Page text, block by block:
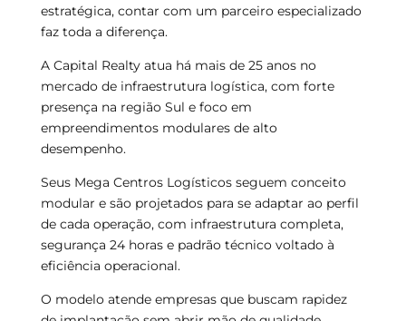
estratégica, contar com um parceiro especializado
faz toda a diferença.
A Capital Realty atua há mais de 25 anos no
mercado de infraestrutura logística, com forte
presença na região Sul e foco em
empreendimentos modulares de alto
desempenho.
Seus Mega Centros Logísticos seguem conceito
modular e são projetados para se adaptar ao perfil
de cada operação, com infraestrutura completa,
segurança 24 horas e padrão técnico voltado à
eficiência operacional.
O modelo atende empresas que buscam rapidez